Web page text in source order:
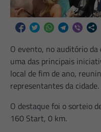
O evento, no auditório
uma das principais
local de fim de ano,
representantes da cidade.
O destaque foi o sorteio
160 Start, 0 km.